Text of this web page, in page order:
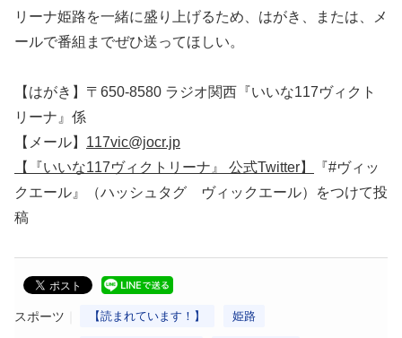
リーナ姫路を一緒に盛り上げるため、はがき、または、メ
ールで番組までぜひ送ってほしい。
【はがき】〒650-8580 ラジオ関西『いいな117ヴィクト
リーナ』係
【メール】 117vic@jocr.jp
【『いいな117ヴィクトリーナ』 公式Twitter】
『#ヴィッ
クエール』（ハッシュタグ ヴィックエール）をつけて投
稿
スポーツ 【読まれています！】 姫路